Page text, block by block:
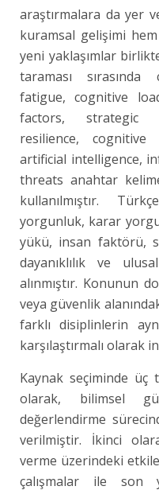
araştırmalara da yer
kuramsal gelişimi
yeni yaklaşımlar
taraması
fatigue, cognitive
factors, strategic
resilience,
artificial intelligence,
threats anahtar
kullanılmıştır.
yorgunluk, karar
yükü, insan faktörü,
dayanıklılık ve
alınmıştır. Konunun
veya güvenlik
farklı disiplinlerin
karşılaştırmalı olarak
Kaynak seçiminde üç
olarak, bilimsel
değerlendirme
verilmiştir. İkinci
verme üzerindeki
çalışmalar ile son